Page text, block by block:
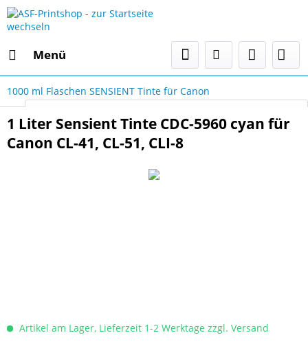
Menü
Select Language
1000 ml Flaschen SENSIENT Tinte für Canon
1 Liter Sensient Tinte CDC-5960 cyan für
Canon CL-41, CL-51, CLI-8
Artikel am Lager, Lieferzeit 1-2 Werktage zzgl. Versand